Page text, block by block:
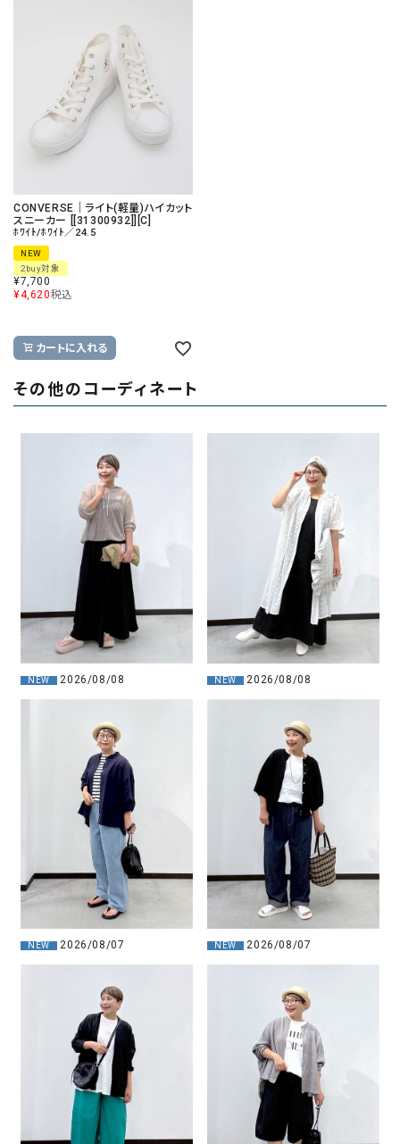
CONVERSE｜ライト(軽量)ハイカット
スニーカー [[31300932]][C]
ﾎﾜｲﾄ/ﾎﾜｲﾄ／24.5
NEW
2buy対象
¥7,700
¥4,620税込
カートに入れる
その他のコーディネート
NEW 2026/08/08 NEW 2026/08/08
NEW 2026/08/07 NEW 2026/08/07